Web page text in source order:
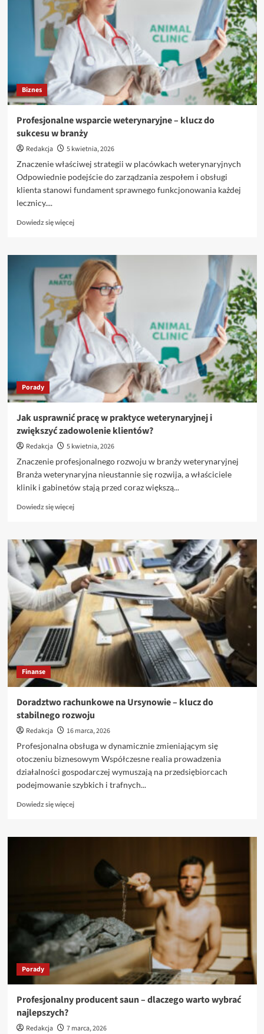
Biznes
Profesjonalne wsparcie weterynaryjne – klucz do
sukcesu w branży
Redakcja
5 kwietnia, 2026
Znaczenie właściwej strategii w placówkach weterynaryjnych
Odpowiednie podejście do zarządzania zespołem i obsługi
klienta stanowi fundament sprawnego funkcjonowania każdej
lecznicy....
Dowiedz się więcejDowiedz
o
Profesjonalne
wsparcie
weterynaryjne
–
klucz
do
sukcesu
w
branży
Porady
Jak usprawnić pracę w praktyce weterynaryjnej i
zwiększyć zadowolenie klientów?
Redakcja
5 kwietnia, 2026
Znaczenie profesjonalnego rozwoju w branży weterynaryjnej
Branża weterynaryjna nieustannie się rozwija, a właściciele
klinik i gabinetów stają przed coraz większą...
Dowiedz się więcejDowiedz
o
Jak
usprawnić
pracę
w
praktyce
weterynaryjnej
i
zwiększyć
zadowolenie
klientów?
Finanse
Doradztwo rachunkowe na Ursynowie – klucz do
stabilnego rozwoju
Redakcja
16 marca, 2026
Profesjonalna obsługa w dynamicznie zmieniającym się
otoczeniu biznesowym Współczesne realia prowadzenia
działalności gospodarczej wymuszają na przedsiębiorcach
podejmowanie szybkich i trafnych...
Dowiedz się więcejDowiedz
o
rachunkowe
Ursynowie
do
stabilnego
rozwoju
Porady
Profesjonalny producent saun – dlaczego warto wybrać
najlepszych?
Redakcja
7 marca, 2026